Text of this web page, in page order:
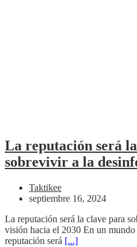
La reputación será
sobrevivir a la
Taktikee
septiembre 16, 2024
La reputación será la clave para
visión hacia el 2030 En un
reputación será [...]